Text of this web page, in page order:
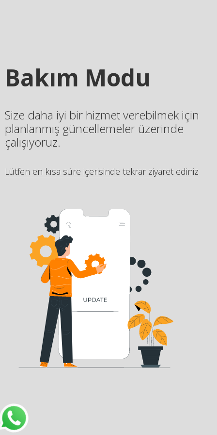
Bakım Modu
Size daha iyi bir hizmet verebilmek için
planlanmış güncellemeler üzerinde
çalışıyoruz.
Lütfen en kısa süre içerisinde tekrar ziyaret ediniz